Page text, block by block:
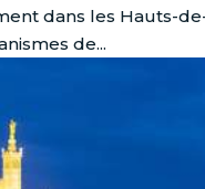
dans les Hauts-
de...